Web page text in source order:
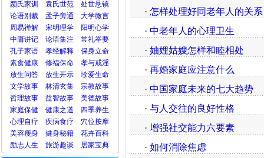
颜氏家训
袁氏世范
处世悬镜
论语别裁
孟子旁通
大学微言
周易禅解
宋明理学
阳明心学
中庸讲记
论语集注
常礼举要
孔子家语
孝经解释
保身立命
素食健康
修福保命
孝与戒淫
放生问答
放生开示
珍爱生命
文学故事
林清玄集
宗教故事
哲理故事
益智故事
美德故事
家庭保健
健康之道
四季养生
心理自疗 疾病食疗 穴位按摩
美容瘦身 健身秘籍 花卉百科
励志人生
旅游趣谈 居家宝典
· 怎样处理好同老年人的关系
· 中老年人的心理卫生
· 妯娌姑嫂怎样和睦相处
· 再婚家庭应注意什么
· 中国家庭未来的七大趋势
· 与人交往的良好性格
· 增强社交能力六要素
· 如何消除焦虑